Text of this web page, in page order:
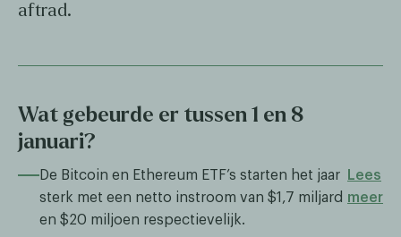
aftrad.
Wat gebeurde er tussen 1 en 8
januari?
De Bitcoin en Ethereum ETF’s starten het jaar
sterk met een netto instroom van $1,7 miljard
en $20 miljoen respectievelijk.
Lees
meer